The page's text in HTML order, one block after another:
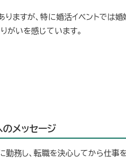
ますが、特に婚活イベントでは
がいを感じています。
メッセージ
務し、転職を決心してから仕事